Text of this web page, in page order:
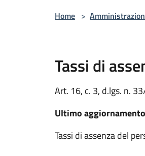
Home >
Tassi di
Art. 16, c. 3, d.lgs. n.
Ultimo aggiornamento
Tassi di assenza del